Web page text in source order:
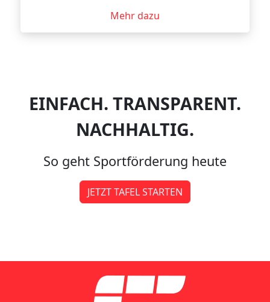
Mehr dazu
EINFACH. TRANSPARENT.
NACHHALTIG.
So geht Sportförderung heute
JETZT TAFEL STARTEN